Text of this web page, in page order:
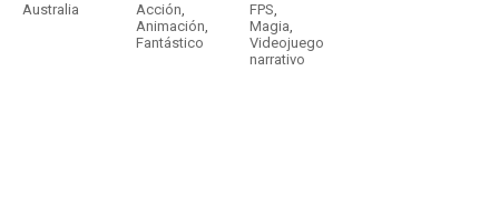
Australia Acción,
Animación,
Fantástico
FPS,
Magia,
Videojuego
narrativo